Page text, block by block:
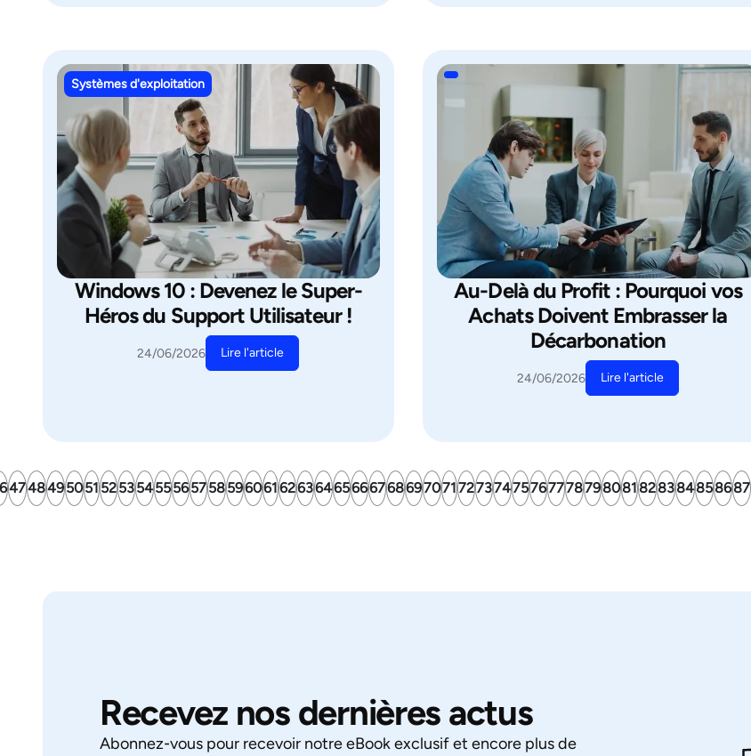
Systèmes d'exploitation
Windows 10 : Devenez le Super-
Héros du Support Utilisateur !
24/06/2026 Lire l'article
Au-Delà du Profit : Pourquoi vos
Achats Doivent Embrasser la
Décarbonation
24/06/2026 Lire l'article
4748495051525354555657585960616263646566676869707172737475767778798081828384858687
Recevez nos dernières actus
Abonnez‑vous pour recevoir notre eBook exclusif et encore plus de